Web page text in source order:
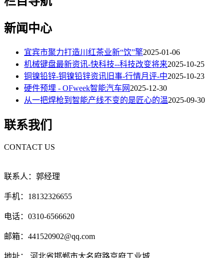
新闻中心
宜宾市聚力打造川红茶业新“饮”擎2025-01-06
机械键盘最新资讯-快科技--科技改变将来2025-10-25
铜镍铅锌-铜镍铅锌资讯旧事-行情月评-中2025-10-23
硬件预埋 - OFweek智能汽车网2025-12-30
从一把焊枪到智能产线不变的是匠心的温2025-09-30
联系我们
CONTACT US
联系人：郭经理
手机：18132326655
电话：0310-6566620
邮箱：441520902@qq.com